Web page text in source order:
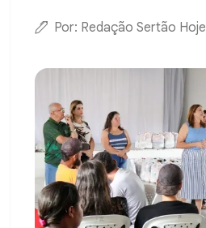
Por: Redação Sertão Hoje